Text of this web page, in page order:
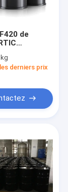
de
pour
le
derniers prix